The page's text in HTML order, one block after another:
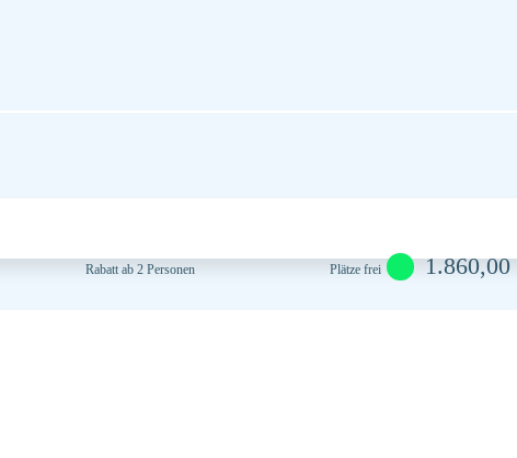
Rabatt ab 2 Personen Plätze frei 1.860,00